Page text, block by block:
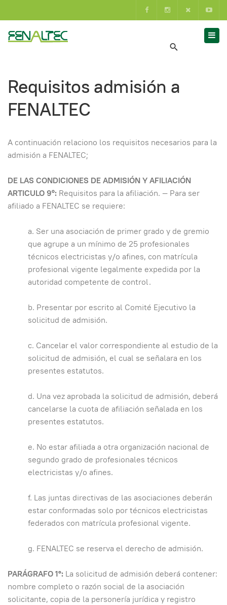
Requisitos admisión a
FENALTEC
A continuación relaciono los requisitos necesarios para la
admisión a FENALTEC;
DE LAS CONDICIONES DE ADMISIÓN Y AFILIACIÓN
ARTICULO 9°: Requisitos para la afiliación. — Para ser
afiliado a FENALTEC se requiere:
a. Ser una asociación de primer grado y de gremio
que agrupe a un mínimo de 25 profesionales
técnicos electricistas y/o afines, con matrícula
profesional vigente legalmente expedida por la
autoridad competente de control.
b. Presentar por escrito al Comité Ejecutivo la
solicitud de admisión.
c. Cancelar el valor correspondiente al estudio de la
solicitud de admisión, el cual se señalara en los
presentes estatutos.
d. Una vez aprobada la solicitud de admisión, deberá
cancelarse la cuota de afiliación señalada en los
presentes estatutos.
e. No estar afiliada a otra organización nacional de
segundo grado de profesionales técnicos
electricistas y/o afines.
f. Las juntas directivas de las asociaciones deberán
estar conformadas solo por técnicos electricistas
federados con matrícula profesional vigente.
g. FENALTEC se reserva el derecho de admisión.
PARÁGRAFO 1º: La solicitud de admisión deberá contener:
nombre completo o razón social de la asociación
solicitante, copia de la personería jurídica y registro